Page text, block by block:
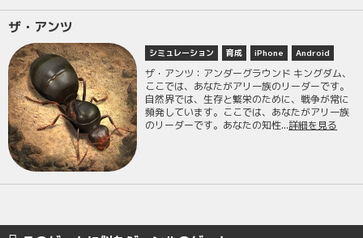
ザ・アンツ
シミュレーション 育成 iPhone Android
ザ・アンツ：アンダーグラウンド キングダム、
ここでは、あなたがアリ一族のリーダーです。
自然界では、生存と繁栄のために、戦争が常に
頻発しています。ここでは、あなたがアリ一族
のリーダーです。あなたの知性...詳細を見る